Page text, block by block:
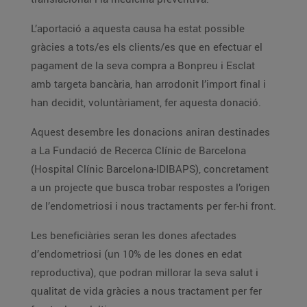
L’aportació a aquesta causa ha estat possible
gràcies a tots/es els clients/es que en efectuar el
pagament de la seva compra a Bonpreu i Esclat
amb targeta bancària, han arrodonit l’import final i
han decidit, voluntàriament, fer aquesta donació.
Aquest desembre les donacions aniran destinades
a La Fundació de Recerca Clínic de Barcelona
(Hospital Clínic Barcelona-IDIBAPS), concretament
a un projecte que busca trobar respostes a l’origen
de l’endometriosi i nous tractaments per fer-hi front.
Les beneficiàries seran les dones afectades
d’endometriosi (un 10% de les dones en edat
reproductiva), que podran millorar la seva salut i
qualitat de vida gràcies a nous tractament per fer